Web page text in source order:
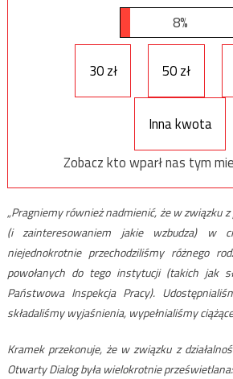
8%
30 zł 50 zł
Inna kwota
Zobacz kto wparł nas tym
„Pragniemy również nadmienić, że w związku z
(i zainteresowaniem jakie wzbudza) w
niejednokrotnie przechodziliśmy różnego
powołanych do tego instytucji (takich jak
Państwowa Inspekcja Pracy).
składaliśmy wyjaśnienia, wypełnialiśmy
Kramek przekonuje, że w związku z
Otwarty Dialog była wielokrotnie prześwietlana: